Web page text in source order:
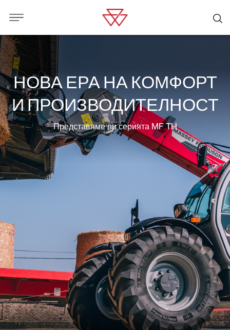
НОВА ЕРА НА КОМФОРТ
И ПРОИЗВОДИТЕЛНОСТ
Представяме ви серията MF TH